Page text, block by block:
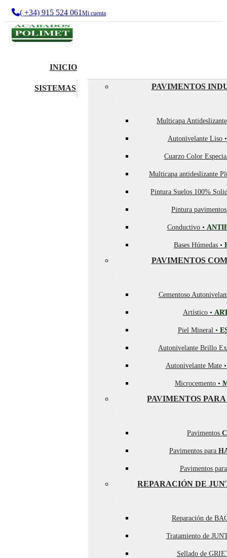
( +34) 915 524 061 Mi cuenta
INICIO
SISTEMAS PAVIMENTOS
Multicapa
Autonivelante Liso
Cuarzo Color
Multicapa antideslizante
Pintura Suelos 100%
Pintura
Conductivo •
Bases Húmedas •
PAVIMENTOS
Cementoso
Artístico •
Piel Mineral •
Autonivelante Brillo
Autonivelante Mate
Microcemento •
PAVIMENTOS
Pavimentos
Pavimentos para
Pavimentos
REPARACIÓN DE
Reparación de
Tratamiento de
Sellado de